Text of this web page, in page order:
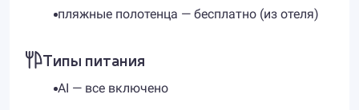
пляжные полотенца — бесплатно (из отеля)
Типы питания
AI — все включено